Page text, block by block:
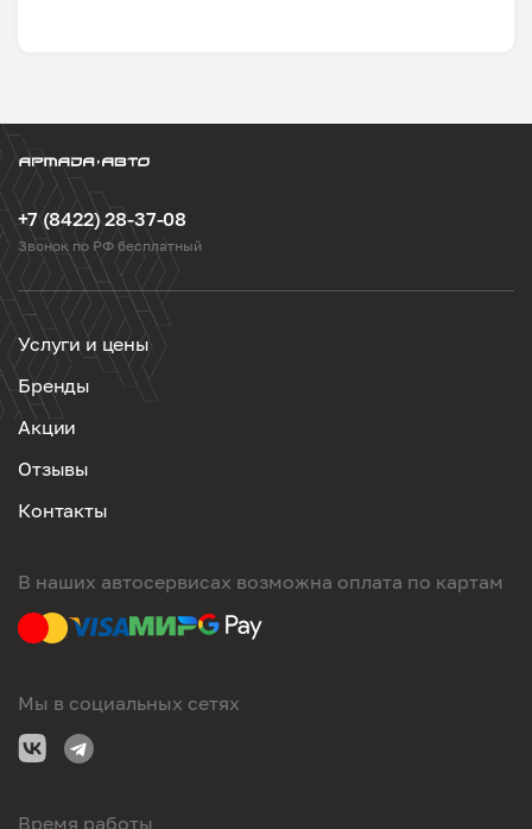
+7 (8422) 28-37-08
Звонок по РФ бесплатный
Услуги и цены
Бренды
Акции
Отзывы
Контакты
В наших автосервисах возможна оплата по картам
Мы в социальных сетях
Время работы